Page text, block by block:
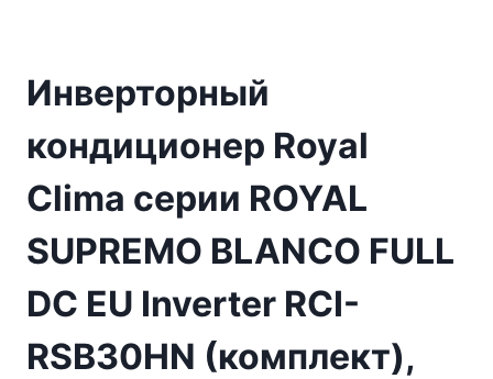
Инверторный
кондиционер Royal
Clima серии ROYAL
SUPREMO BLANCO FULL
DC EU Inverter RCI-
RSB30HN (комплект),